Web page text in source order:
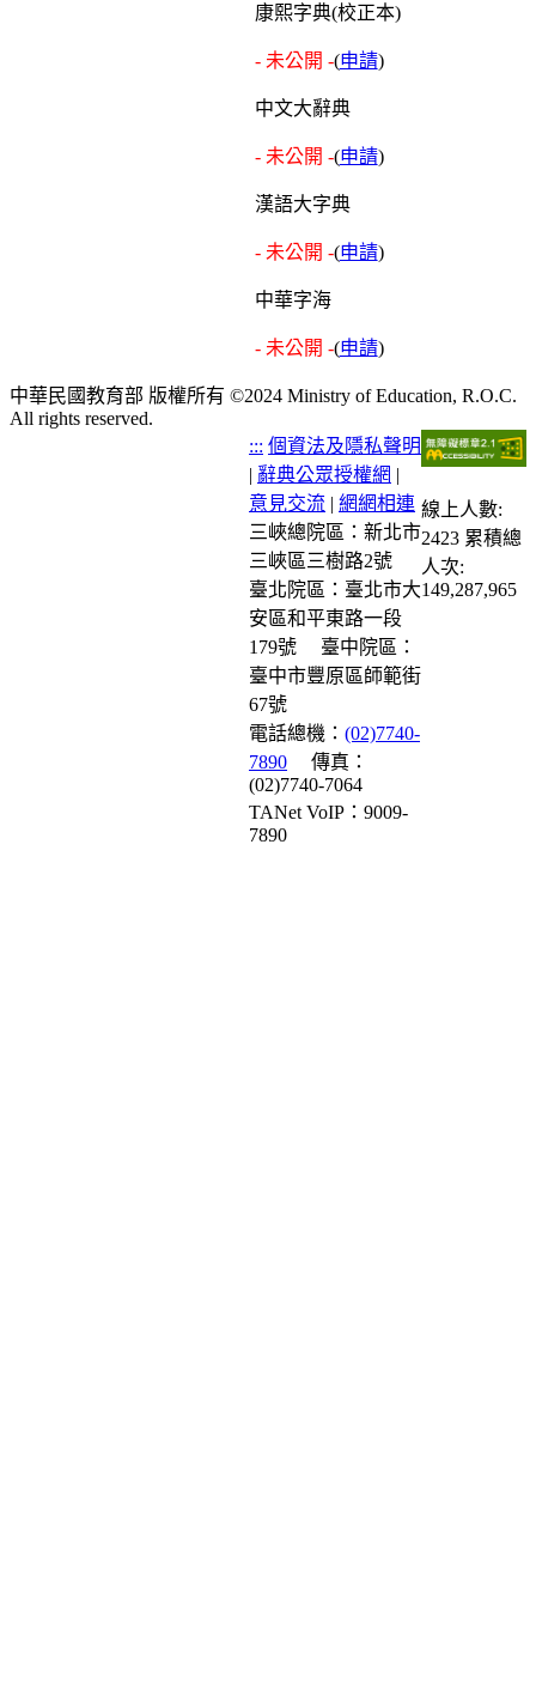
康熙字典(校正本)
- 未公開 -(申請)
中文大辭典
- 未公開 -(申請)
漢語大字典
- 未公開 -(申請)
中華字海
- 未公開 -(申請)
中華民國教育部 版權所有 ©2024 Ministry of Education, R.O.C.
All rights reserved.
::: 個資法及隱私聲明
| 辭典公眾授權網 |
意見交流 | 網網相連
三峽總院區：新北市
三峽區三樹路2號
臺北院區：臺北市大
安區和平東路一段
179號
臺中院區：
臺中市豐原區師範街
67號
電話總機： (02)7740-
7890
傳真：
(02)7740-7064
TANet VoIP：9009-
7890
線上人數:
2423 累積總
人次:
149,287,965